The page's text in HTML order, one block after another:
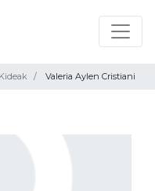
Valeria Aylen Cristiani